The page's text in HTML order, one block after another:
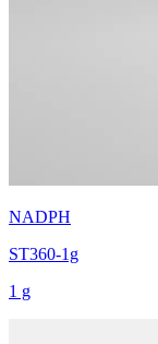
NADPH
ST360-1g
1 g